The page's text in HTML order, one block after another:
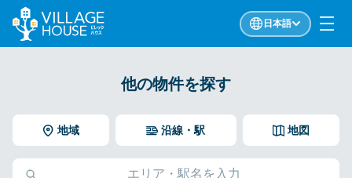
日本語
他の物件を探す
地域 地図
沿線・駅